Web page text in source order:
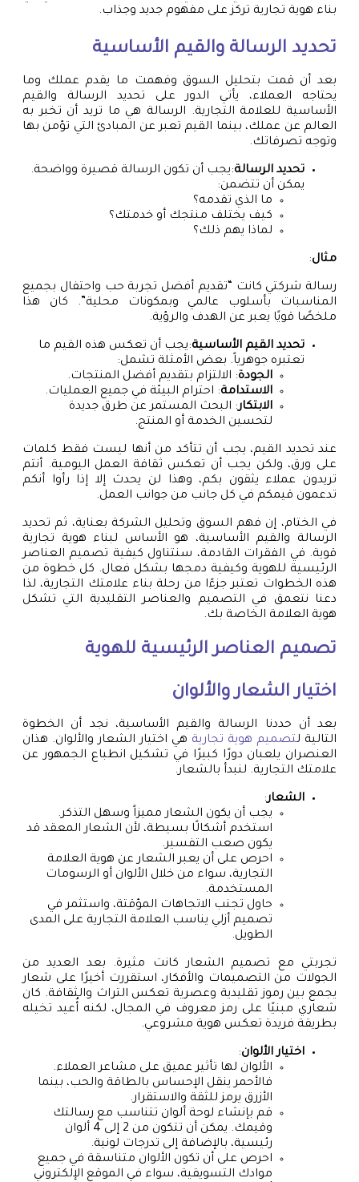
بناء هوية تجارية تركز على مفهوم جديد وجذاب.
تحديد الرسالة والقيم الأساسية
بعد أن قمت بتحليل السوق وفهمت ما يقدم عملك وما
يحتاجه العملاء، يأتي الدور على تحديد الرسالة والقيم
الأساسية للعلامة التجارية. الرسالة هي ما تريد أن تخبر به
العالم عن عملك، بينما القيم تعبر عن المبادئ التي تؤمن بها
وتوجه تصرفاتك.
تحديد الرسالة:يجب أن تكون الرسالة قصيرة وواضحة.
يمكن أن تتضمن:
ما الذي تقدمه؟
كيف يختلف منتجك أو خدمتك؟
لماذا يهم ذلك؟
مثال:
رسالة شركتي كانت “تقديم أفضل تجربة حب واحتفال بجميع
المناسبات بأسلوب عالمي وبمكونات محلية”. كان هذا
ملخصًا قويًا يعبر عن الهدف والرؤية.
تحديد القيم الأساسية:يجب أن تعكس هذه القيم ما
تعتبره جوهرياً. بعض الأمثلة تشمل:
الجودة: الالتزام بتقديم أفضل المنتجات.
الاستدامة: احترام البيئة في جميع العمليات.
الابتكار: البحث المستمر عن طرق جديدة
لتحسين الخدمة أو المنتج.
عند تحديد القيم، يجب أن تتأكد من أنها ليست فقط كلمات
على ورق، ولكن يجب أن تعكس ثقافة العمل اليومية. أنتم
تريدون عملاء يثقون بكم، وهذا لن يحدث إلا إذا رأوا أنكم
تدعمون قيمكم في كل جانب من جوانب العمل.
في الختام، إن فهم السوق وتحليل الشركة بعناية، ثم تحديد
الرسالة والقيم الأساسية، هو الأساس لبناء هوية تجارية
قوية. في الفقرات القادمة، سنتناول كيفية تصميم العناصر
الرئيسية للهوية وكيفية دمجها بشكل فعال. كل خطوة من
هذه الخطوات تعتبر جزءًا من رحلة بناء علامتك التجارية، لذا
دعنا نتعمق في التصميم والعناصر التقليدية التي تشكل
هوية العلامة الخاصة بك.
تصميم العناصر الرئيسية للهوية
اختيار الشعار والألوان
بعد أن حددنا الرسالة والقيم الأساسية، نجد أن الخطوة
التالية لتصميم هوية تجارية هي اختيار الشعار والألوان. هذان
العنصران يلعبان دورًا كبيرًا في تشكيل انطباع الجمهور عن
علامتك التجارية. لنبدأ بالشعار.
الشعار:
يجب أن يكون الشعار مميزاً وسهل التذكر.
استخدم أشكالًا بسيطة، لأن الشعار المعقد قد
يكون صعب التفسير.
احرص على أن يعبر الشعار عن هوية العلامة
التجارية، سواء من خلال الألوان أو الرسومات
المستخدمة.
حاول تجنب الاتجاهات المؤقتة، واستثمر في
تصميم أزلي يناسب العلامة التجارية على المدى
الطويل.
تجربتي مع تصميم الشعار كانت مثيرة. بعد العديد من
الجولات من التصميمات والأفكار، استقررت أخيرًا على شعار
يجمع بين رموز تقليدية وعصرية تعكس التراث والثقافة. كان
شعاري مبنيًا على رمز معروف في المجال، لكنه أُعيد تخيله
بطريقة فريدة تعكس هوية مشروعي.
اختيار الألوان:
الألوان لها تأثير عميق على مشاعر العملاء.
فالأحمر ينقل الإحساس بالطاقة والحب، بينما
الأزرق يرمز للثقة والاستقرار.
قم بإنشاء لوحة ألوان تتناسب مع رسالتك
وقيمك. يمكن أن تتكون من 2 إلى 4 ألوان
رئيسية، بالإضافة إلى تدرجات لونية.
احرص على أن تكون الألوان متناسقة في جميع
موادك التسويقية، سواء في الموقع الإلكتروني